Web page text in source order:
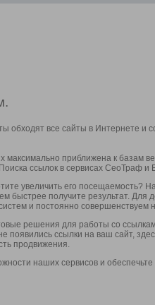
обходят все сайты в Интернете и
максимально приближена к базам
ссылок в сервисах СеоТраф и
увеличить его посещаемость?
быстрее получите результат.
и постоянно совершенствуем
решения для работы со
появились ссылки на ваш сайт,
продвижения.
наших сервисов и